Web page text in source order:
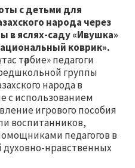
с детьми для
народа через
в яслях-саду «Ивушка»
коврик».
тәрбие» педагоги
группы
народа в
с использованием
игрового пособия
воспитанников,
педагогов в
духовно-нравственных